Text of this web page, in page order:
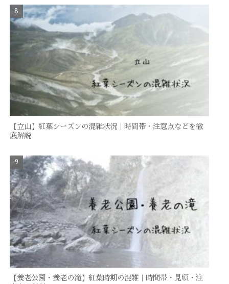
【立山】紅葉シーズンの混雑状況｜時間帯・注意点などを徹
底解説
【養老公園・養老の滝】紅葉時期の混雑｜時間帯・見頃・注